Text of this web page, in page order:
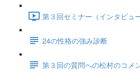
第３回セミナー（インタビュ
24の性格の強み診断
第３回の質問への松村のコメ